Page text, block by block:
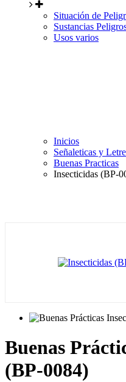
Situación de
Sustancias
Usos varios
Inicios
Señaleticas y
Buenas Practicas
Insecticidas (BP-
Buenas
(BP-0084)